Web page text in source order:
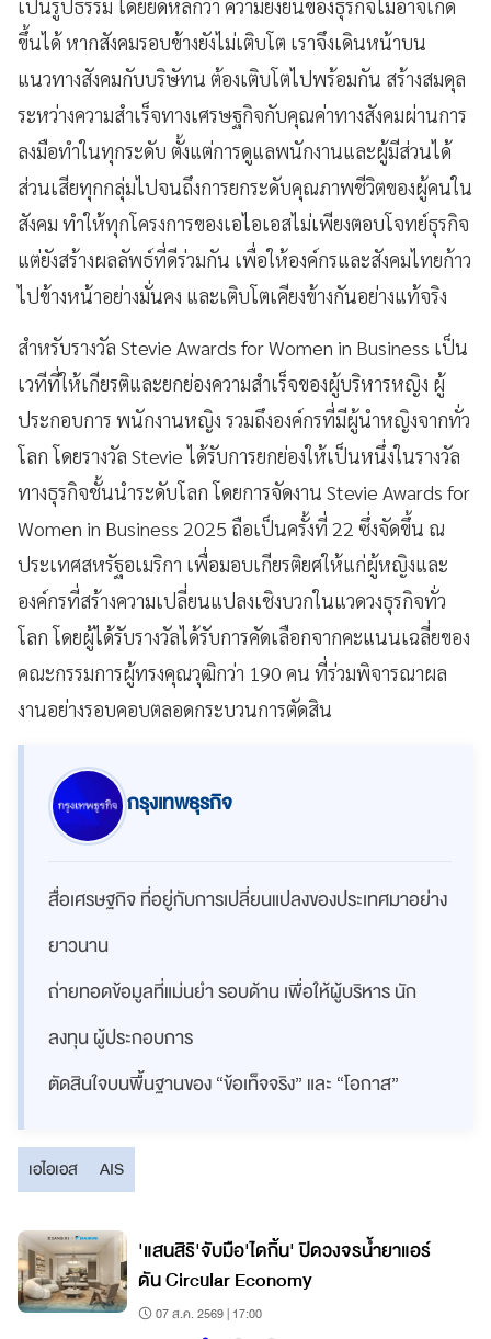
เป็นรูปธรรม โดยยึดหลักว่า ความยั่งยืนของธุรกิจไม่อาจเกิด
ขึ้นได้ หากสังคมรอบข้างยังไม่เติบโต เราจึงเดินหน้าบน
แนวทางสังคมกับบริษัทน ต้องเติบโตไปพร้อมกัน สร้างสมดุล
ระหว่างความสำเร็จทางเศรษฐกิจกับคุณค่าทางสังคมผ่านการ
ลงมือทำในทุกระดับ ตั้งแต่การดูแลพนักงานและผู้มีส่วนได้
ส่วนเสียทุกกลุ่มไปจนถึงการยกระดับคุณภาพชีวิตของผู้คนใน
สังคม ทำให้ทุกโครงการของเอไอเอสไม่เพียงตอบโจทย์ธุรกิจ
แต่ยังสร้างผลลัพธ์ที่ดีร่วมกัน เพื่อให้องค์กรและสังคมไทยก้าว
ไปข้างหน้าอย่างมั่นคง และเติบโตเคียงข้างกันอย่างแท้จริง
สำหรับรางวัล Stevie Awards for Women in Business เป็น
เวทีที่ให้เกียรติและยกย่องความสำเร็จของผู้บริหารหญิง ผู้
ประกอบการ พนักงานหญิง รวมถึงองค์กรที่มีผู้นำหญิงจากทั่ว
โลก โดยรางวัล Stevie ได้รับการยกย่องให้เป็นหนึ่งในรางวัล
ทางธุรกิจชั้นนำระดับโลก โดยการจัดงาน Stevie Awards for
Women in Business 2025 ถือเป็นครั้งที่ 22 ซึ่งจัดขึ้น ณ
ประเทศสหรัฐอเมริกา เพื่อมอบเกียรติยศให้แก่ผู้หญิงและ
องค์กรที่สร้างความเปลี่ยนแปลงเชิงบวกในแวดวงธุรกิจทั่ว
โลก โดยผู้ได้รับรางวัลได้รับการคัดเลือกจากคะแนนเฉลี่ยของ
คณะกรรมการผู้ทรงคุณวุฒิกว่า 190 คน ที่ร่วมพิจารณาผล
งานอย่างรอบคอบตลอดกระบวนการตัดสิน
กรุงเทพธุรกิจ
สื่อเศรษฐกิจ ที่อยู่กับการเปลี่ยนแปลงของประเทศมาอย่าง
ยาวนาน
ถ่ายทอดข้อมูลที่แม่นยำ รอบด้าน เพื่อให้ผู้บริหาร นัก
ลงทุน ผู้ประกอบการ
ตัดสินใจบนพื้นฐานของ “ข้อเท็จจริง” และ “โอกาส”
เอไอเอส AIS
'แสนสิริ'จับมือ'ไดกิ้น' ปิดวงจรน้ำยาแอร์
ดัน Circular Economy
07 ส.ค. 2569 | 17:00